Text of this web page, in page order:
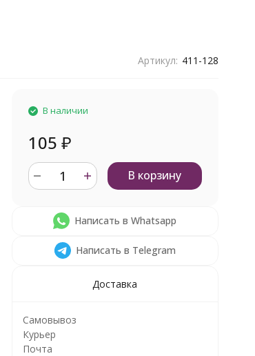
Артикул: 411-128
В наличии
105 ₽
В корзину
Написать в Whatsapp
Написать в Telegram
Доставка
Самовывоз
Курьер
Почта